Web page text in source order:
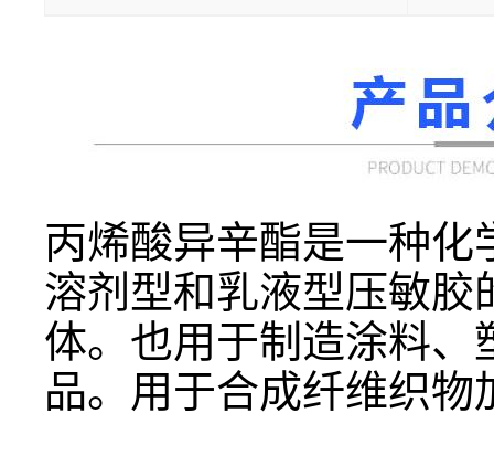
丙烯酸异辛酯是一种化
溶剂型和乳液型压敏
体。也用于制造涂料
品。用于合成纤维织